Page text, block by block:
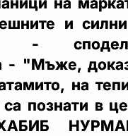
и
-
- "Мъже,
на
познати в